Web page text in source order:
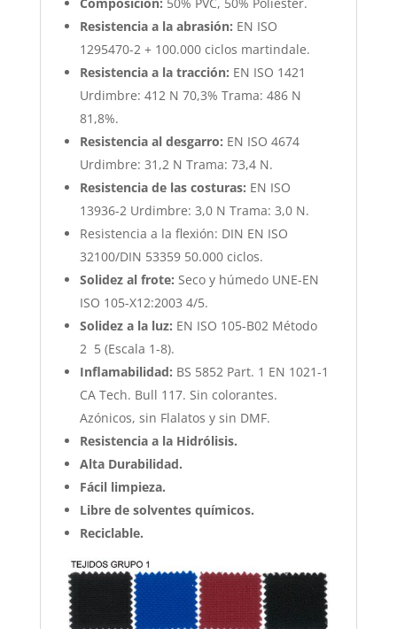
Composición: 50% PVC, 50% Poliéster.
Resistencia a la abrasión: EN ISO
1295470-2 + 100.000 ciclos martindale.
Resistencia a la tracción: EN ISO 1421
Urdimbre: 412 N 70,3% Trama: 486 N
81,8%.
Resistencia al desgarro: EN ISO 4674
Urdimbre: 31,2 N Trama: 73,4 N.
Resistencia de las costuras: EN ISO
13936-2 Urdimbre: 3,0 N Trama: 3,0 N.
Resistencia a la flexión: DIN EN ISO
32100/DIN 53359 50.000 ciclos.
Solidez al frote: Seco y húmedo UNE-EN
ISO 105-X12:2003 4/5.
Solidez a la luz: EN ISO 105-B02 Método
2 5 (Escala 1-8).
Inflamabilidad: BS 5852 Part. 1 EN 1021-1
CA Tech. Bull 117. Sin colorantes.
Azónicos, sin Flalatos y sin DMF.
Resistencia a la Hidrólisis.
Alta Durabilidad.
Fácil limpieza.
Libre de solventes químicos.
Reciclable.